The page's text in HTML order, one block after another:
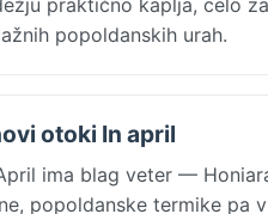
popoldanskih urah.
otoki In april
ima blag veter —
popoldanske termike pa